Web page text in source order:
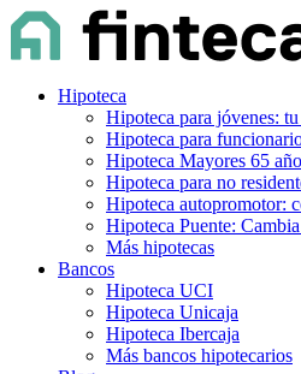
Hipoteca
Hipoteca para jóvenes:
Hipoteca para
Hipoteca Mayores 65
Hipoteca para no
Hipoteca autopromotor:
Hipoteca Puente: Cambia
Más hipotecas
Bancos
Hipoteca UCI
Hipoteca Unicaja
Hipoteca Ibercaja
Más bancos hipotecarios